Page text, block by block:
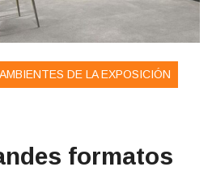
DE LA EXPOSICIÓN
formatos